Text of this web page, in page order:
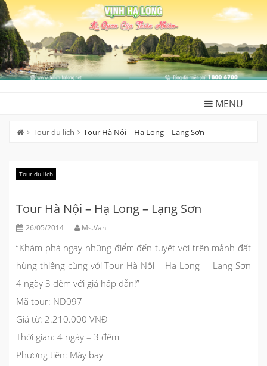
Skip
to
content
MENU
Tour du lịch Tour Hà Nội – Hạ Long – Lạng Sơn
Tour du lịch
Tour Hà Nội – Hạ Long – Lạng Sơn
26/05/2014 Ms.Van
“Khám phá ngay những điểm đến tuyệt vời trên mảnh đất
hùng thiêng cùng với Tour Hà Nội – Hạ Long – Lạng Sơn
4 ngày 3 đêm với giá hấp dẫn!”
Mã tour: ND097
Giá từ: 2.210.000 VNĐ
Thời gian: 4 ngày – 3 đêm
Phương tiện: Máy bay